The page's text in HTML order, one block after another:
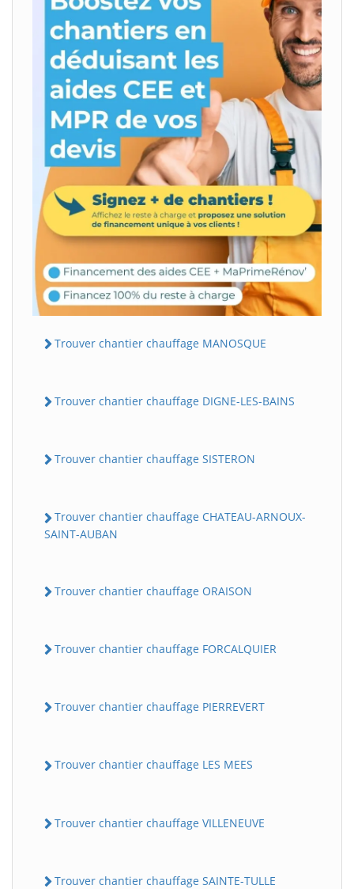
Trouver chantier chauffage MANOSQUE
Trouver chantier chauffage DIGNE-LES-BAINS
Trouver chantier chauffage SISTERON
Trouver chantier chauffage CHATEAU-ARNOUX-
SAINT-AUBAN
Trouver chantier chauffage ORAISON
Trouver chantier chauffage FORCALQUIER
Trouver chantier chauffage PIERREVERT
Trouver chantier chauffage LES MEES
Trouver chantier chauffage VILLENEUVE
Trouver chantier chauffage SAINTE-TULLE